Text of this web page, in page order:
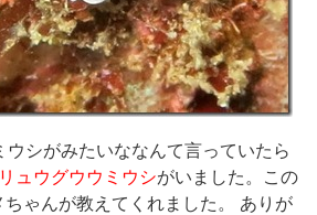
ウシがみたいななんて言っていたら
ュウグウウミウシがいました。この
ゃんが教えてくれました。 ありが